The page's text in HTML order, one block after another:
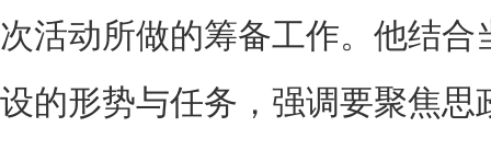
次活动所做的筹备工作。他结
设的形势与任务，强调要聚焦思